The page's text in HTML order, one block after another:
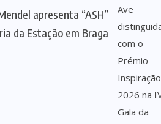
apresenta “ASH”
da Estação em Braga